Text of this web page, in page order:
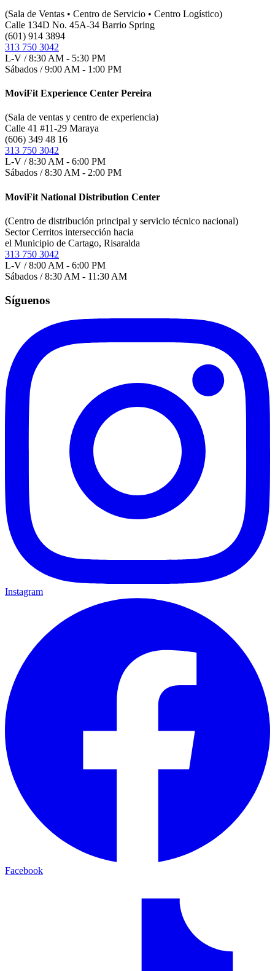
(Sala de Ventas • Centro de Servicio • Centro Logístico)
Calle 134D No. 45A-34 Barrio Spring
(601) 914 3894
313 750 3042
L-V / 8:30 AM - 5:30 PM
Sábados / 9:00 AM - 1:00 PM
MoviFit Experience Center Pereira
(Sala de ventas y centro de experiencia)
Calle 41 #11-29 Maraya
(606) 349 48 16
313 750 3042
L-V / 8:30 AM - 6:00 PM
Sábados / 8:30 AM - 2:00 PM
MoviFit National Distribution Center
(Centro de distribución principal y servicio técnico nacional)
Sector Cerritos intersección hacia
el Municipio de Cartago, Risaralda
313 750 3042
L-V / 8:00 AM - 6:00 PM
Sábados / 8:30 AM - 11:30 AM
Síguenos
Instagram
Facebook